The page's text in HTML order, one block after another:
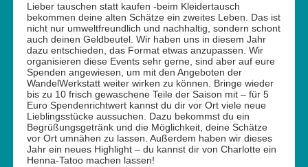
Lieber tauschen statt kaufen -beim Kleidertausch
bekommen deine alten Schätze ein zweites Leben. Das ist
nicht nur umweltfreundlich und nachhaltig, sondern schont
auch deinen Geldbeutel. Wir haben uns in diesem Jahr
dazu entschieden, das Format etwas anzupassen. Wir
organisieren diese Events sehr gerne, sind aber auf eure
Spenden angewiesen, um mit den Angeboten der
WandelWerkstatt weiter wirken zu können. Bringe wieder
bis zu 10 frisch gewaschene Teile der Saison mit – für 5
Euro Spendenrichtwert kannst du dir vor Ort viele neue
Lieblingsstücke aussuchen. Dazu bekommst du ein
Begrüßungsgetränk und die Möglichkeit, deine Schätze
vor Ort umnähen zu lassen. Außerdem haben wir dieses
Jahr ein neues Highlight – du kannst dir von Charlotte ein
Henna-Tatoo machen lassen!